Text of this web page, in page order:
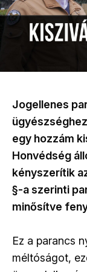
Jogellenes
egy hozzám
Honvédség
kényszerítik
§-a szerinti
minősítve
Ez a parancs
méltóságot,